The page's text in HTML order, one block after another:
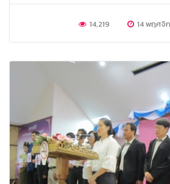
14,219 14 พฤศจิ